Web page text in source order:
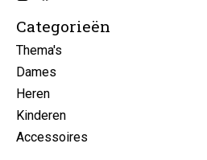
Categorieën
Thema's
Dames
Heren
Kinderen
Accessoires